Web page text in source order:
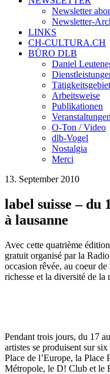
Newsletter
Newsletter-
LINKS
CH-CULTURA.CH
BÜRO DLB
Daniel
Arbeitsweise
Publikationen
Veranstaltungen
O-Ton / Video
dlb-Vogel
Nostalgia
Merci
13. September 2010
label suisse – du
à lausanne
Avec cette quatrième
gratuit organisé par la
occasion rêvée, au coeur
richesse et la diversité de la
Pendant trois jours, du 17
artistes se produisent sur
Place de l’Europe, la Place
Métropole, le D! Club et le